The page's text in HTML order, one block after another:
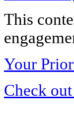
This
Your
Check